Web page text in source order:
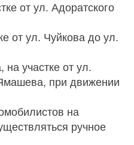
от ул. Адоратского
от ул. Чуйкова до ул.
участке от ул.
при движении
на
ручное